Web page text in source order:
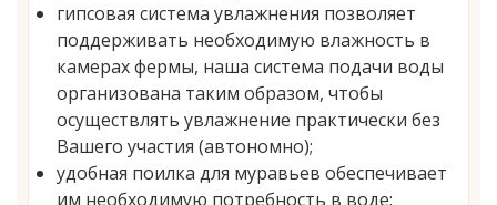
гипсовая система увлажнения позволяет
поддерживать необходимую влажность в
камерах фермы, наша система подачи воды
организована таким образом, чтобы
осуществлять увлажнение практически без
Вашего участия (автономно);
удобная поилка для муравьев обеспечивает
им необходимую потребность в воде;